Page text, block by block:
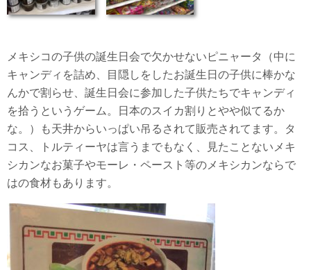
メキシコの子供の誕生日会で欠かせないピニャータ（中に
キャンディを詰め、目隠しをしたお誕生日の子供に棒かな
んかで割らせ、誕生日会に参加した子供たちでキャンディ
を拾うというゲーム。日本のスイカ割りとやや似てるか
な。）も天井からいっぱい吊るされて販売されてます。タ
コス、トルティーヤは言うまでもなく、見たことないメキ
シカンなお菓子やモーレ・ペースト等のメキシカンならで
はの食材もあります。